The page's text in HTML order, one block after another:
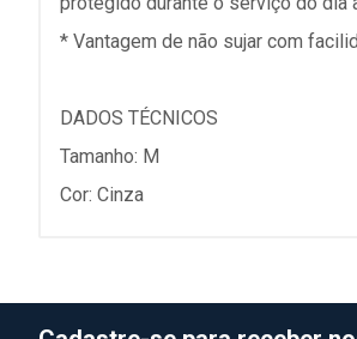
* Vantagem de não sujar com
DADOS TÉCNICOS
Tamanho: M
Cor: Cinza